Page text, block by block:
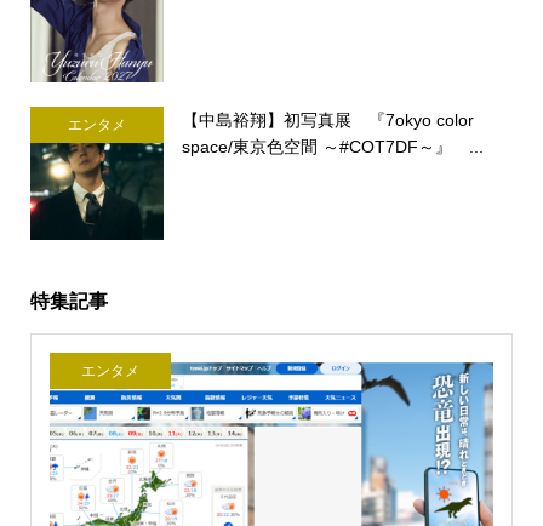
エンタメ
【中島裕翔】初写真展 『7okyo color
space/東京色空間 ～#COT7DF～』 ...
特集記事
エンタメ